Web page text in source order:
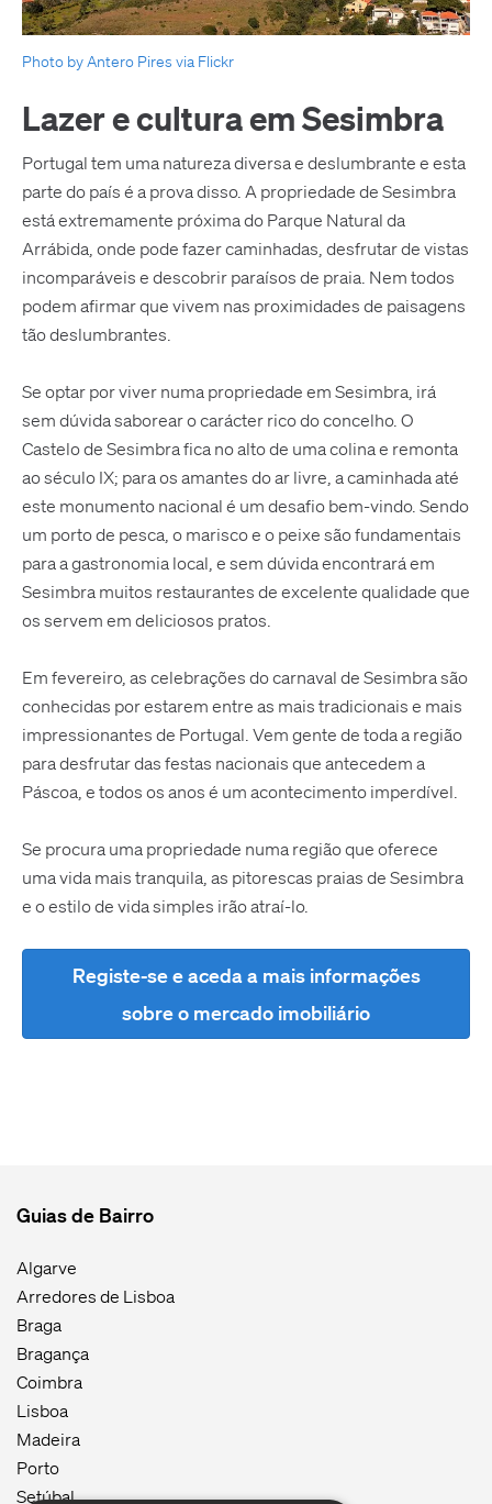
Photo by Antero Pires via Flickr
Lazer e cultura em Sesimbra
Portugal tem uma natureza diversa e deslumbrante e esta
parte do país é a prova disso. A propriedade de Sesimbra
está extremamente próxima do Parque Natural da
Arrábida, onde pode fazer caminhadas, desfrutar de vistas
incomparáveis ​​e descobrir paraísos de praia. Nem todos
podem afirmar que vivem nas proximidades de paisagens
tão deslumbrantes.
Se optar por viver numa propriedade em Sesimbra, irá
sem dúvida saborear o carácter rico do concelho. O
Castelo de Sesimbra fica no alto de uma colina e remonta
ao século IX; para os amantes do ar livre, a caminhada até
este monumento nacional é um desafio bem-vindo. Sendo
um porto de pesca, o marisco e o peixe são fundamentais
para a gastronomia local, e sem dúvida encontrará em
Sesimbra muitos restaurantes de excelente qualidade que
os servem em deliciosos pratos.
Em fevereiro, as celebrações do carnaval de Sesimbra são
conhecidas por estarem entre as mais tradicionais e mais
impressionantes de Portugal. Vem gente de toda a região
para desfrutar das festas nacionais que antecedem a
Páscoa, e todos os anos é um acontecimento imperdível.
Se procura uma propriedade numa região que oferece
uma vida mais tranquila, as pitorescas praias de Sesimbra
e o estilo de vida simples irão atraí-lo.
Registe-se e aceda a mais informações
sobre o mercado imobiliário
Guias de Bairro
Algarve
Arredores de Lisboa
Braga
Bragança
Coimbra
Lisboa
Madeira
Porto
Setúbal